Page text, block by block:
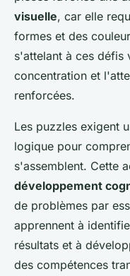
visuelle, car elle
formes et des
s'attelant à ces défis
concentration et
renforcées.
Les puzzles exigent
logique pour
s'assemblent. Cette
développement
de problèmes par
apprennent à
résultats et à
des compétences